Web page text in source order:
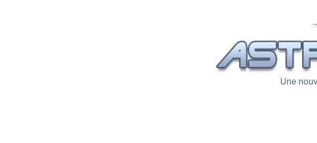
Une